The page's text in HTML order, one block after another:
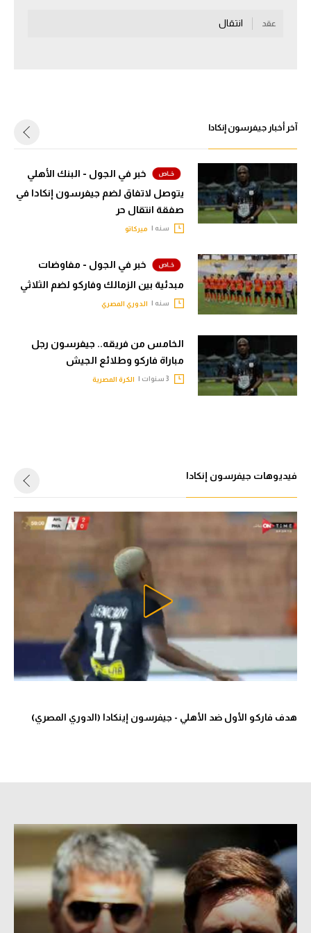
سعودي في الجول
القسم الثاني
أمم إفريقيا
كرة السلة الأمريكية
كرة يد
كرة طائرة
في المونديال
رياضة نسائية
أقسام خاصة
Gamers
تحليل في الجول
حكايات في الجول
فيديو في الجول
عقد انتقال
آخر أخبار جيفرسون إنكادا
خبر في الجول - البنك الأهلي
يتوصل لاتفاق لضم جيفرسون إنكادا في
صفقة انتقال حر
سنه | ميركاتو
خبر في الجول - مفاوضات
مبدئية بين الزمالك وفاركو لضم الثلاثي
سنه | الدوري المصري
الخامس من فريقه.. جيفرسون رجل
مباراة فاركو وطلائع الجيش
الكرة المصرية
فيديوهات جيفرسون إنكادا
هدف فاركو الأول ضد الأهلي - جيفرسون إينكادا (الدوري المصري)